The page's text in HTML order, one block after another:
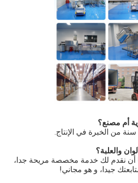
أم مصنع؟
والعلبة؟
أن نقدم لك خدمة مخصصة مريحة جدا،
جيدا، و هو مجاني!